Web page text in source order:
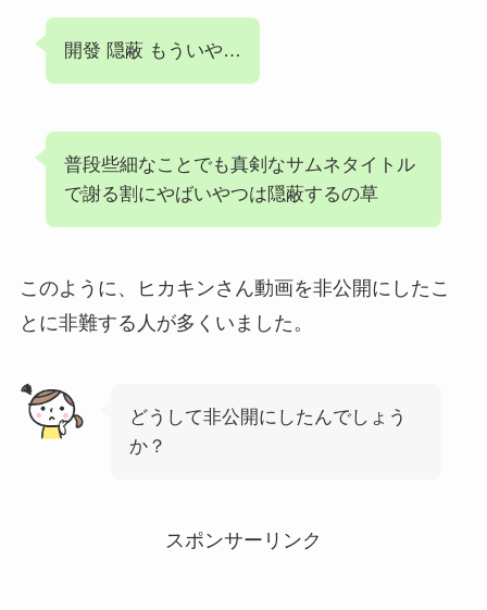
開發 隠蔽 もういや…
普段些細なことでも真剣なサムネタイトル
で謝る割にやばいやつは隠蔽するの草
このように、ヒカキンさん動画を非公開にしたこ
とに非難する人が多くいました。
どうして非公開にしたんでしょう
か？
スポンサーリンク